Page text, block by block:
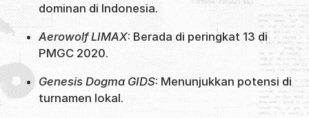
dominan di Indonesia.
Aerowolf LIMAX: Berada di peringkat 13 di
PMGC 2020.
Genesis Dogma GIDS: Menunjukkan potensi di
turnamen lokal.